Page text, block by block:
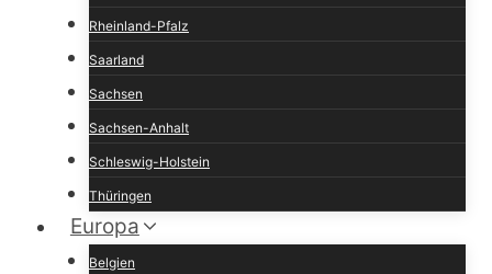
Rheinland-Pfalz
Saarland
Sachsen
Sachsen-Anhalt
Schleswig-Holstein
Thüringen
Europa
Belgien